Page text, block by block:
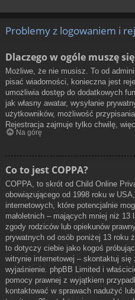
Problemy z logowaniem i
Dlaczego w ogóle muszę
Możliwe, że nie musisz. To od
pisać wiadomości, konieczna jest
umożliwia dostęp do dodatkowych
jak własny awatar, wysyłanie
użytkowników, możliwość
Rejestracja zajmuje tylko chwilę,
Na górę
Co to jest COPPA?
COPPA, to skrót od Child Online
obowiązującego od 1998 roku w
internetowych, które potencjalnie
małoletnich – mających mniej niż
zgody rodziców lub opiekunów
prywatnych od osób poniżej 13 roku
to dotyczy ciebie jako kogoś
witrynie internetowej – skontaktuj
wyjaśnienie. phpBB Limited i
pomocy prawnej z wyjątkiem
kontaktować w sprawach nadużyć